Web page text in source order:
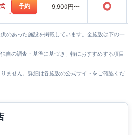
予約 9,900円〜 ○
のあった施設を掲載しています。全施設は下の一
自の調査・基準に基づき、特におすすめする項目
ません。詳細は各施設の公式サイトをご確認くだ